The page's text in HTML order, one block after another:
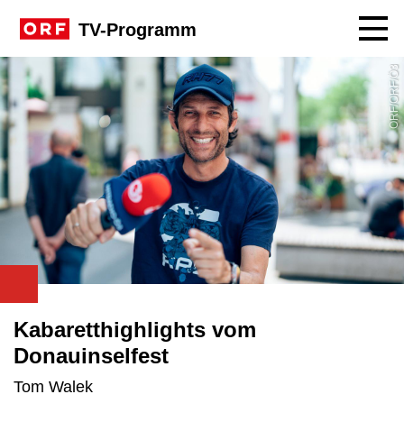
TV-Programm
ORF/ORF/Ö3
Kabaretthighlights vom
Donauinselfest
Tom Walek